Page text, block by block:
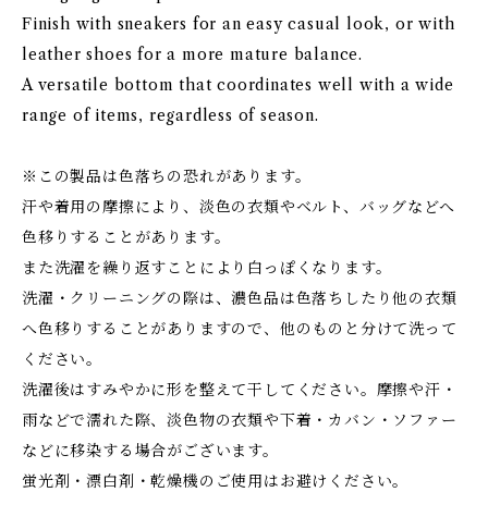
Finish with sneakers for an easy casual look, or with
leather shoes for a more mature balance.
A versatile bottom that coordinates well with a wide
range of items, regardless of season.
※この製品は色落ちの恐れがあります。
汗や着用の摩擦により、淡色の衣類やベルト、バッグなどへ
色移りすることがあります。
また洗濯を繰り返すことにより白っぽくなります。
洗濯・クリーニングの際は、濃色品は色落ちしたり他の衣類
へ色移りすることがありますので、他のものと分けて洗って
ください。
洗濯後はすみやかに形を整えて干してください。摩擦や汗・
雨などで濡れた際、淡色物の衣類や下着・カバン・ソファー
などに移染する場合がございます。
蛍光剤・漂白剤・乾燥機のご使用はお避けください。